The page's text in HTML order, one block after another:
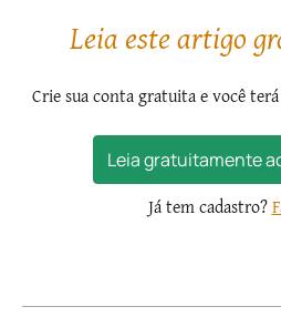
Leia este artigo
Crie sua conta gratuita e você
Leia gratuitamente
Já tem cadastro?